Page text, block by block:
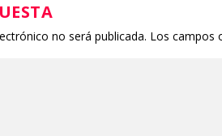
no será publicada. Los campos